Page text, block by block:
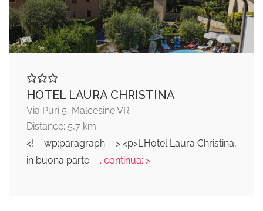
HOTEL LAURA CHRISTINA
Via Puri 5, Malcesine VR
Distance: 5,7 km
<!-- wp:paragraph --> <p>L'Hotel Laura Christina,
in buona parte
... continua: >